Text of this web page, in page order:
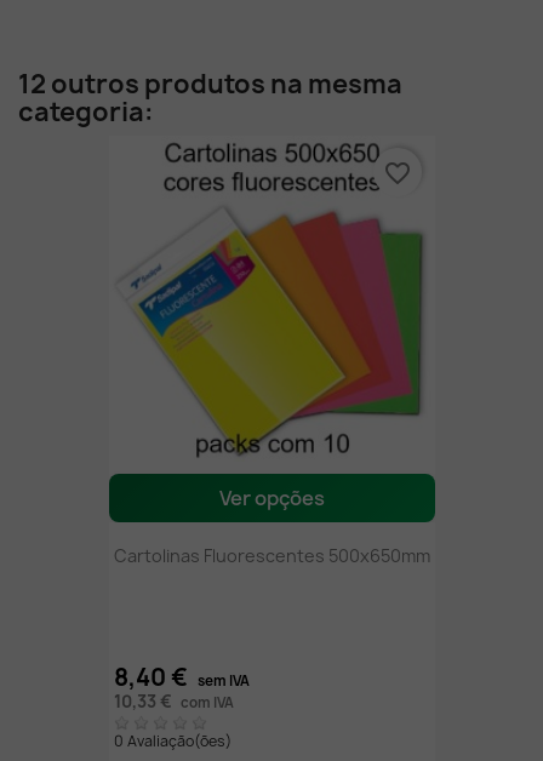
12 outros produtos na mesma
categoria:
Ver opções
Cartolinas Fluorescentes 500x650mm
8,40 € sem IVA
10,33 € com IVA
0 Avaliação(ões)
favorite_border